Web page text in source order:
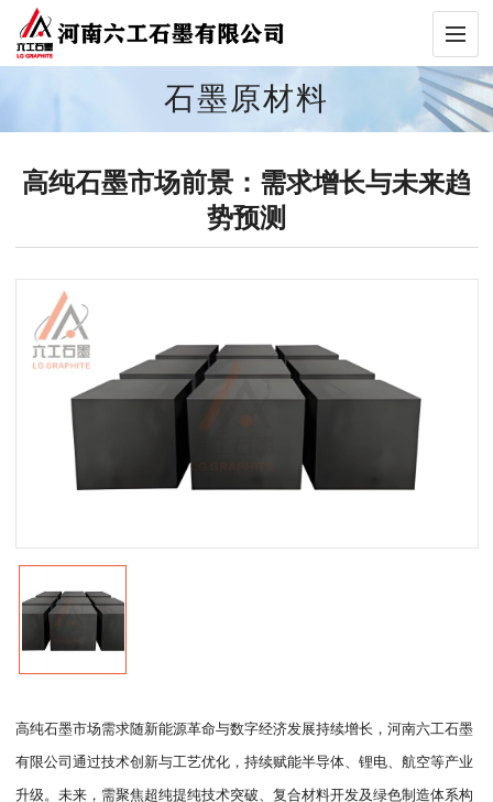
石墨原材料
高纯石墨市场前景：需求增长与未来趋
势预测
高纯石墨市场需求随新能源革命与数字经济发展持续增长，河南六工石墨
有限公司通过技术创新与工艺优化，持续赋能半导体、锂电、航空等产业
升级。未来，需聚焦超纯提纯技术突破、复合材料开发及绿色制造体系构